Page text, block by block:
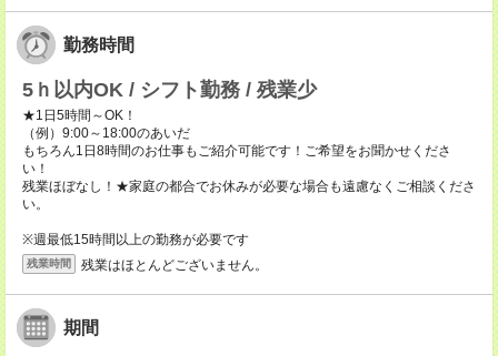
勤務時間
5ｈ以内OK / シフト勤務 / 残業少
★1日5時間～OK！
（例）9:00～18:00のあいだ
もちろん1日8時間のお仕事もご紹介可能です！ご希望をお聞かせくださ
い！
残業ほぼなし！★家庭の都合でお休みが必要な場合も遠慮なくご相談くださ
い。
※週最低15時間以上の勤務が必要です
残業時間 残業はほとんどございません。
期間